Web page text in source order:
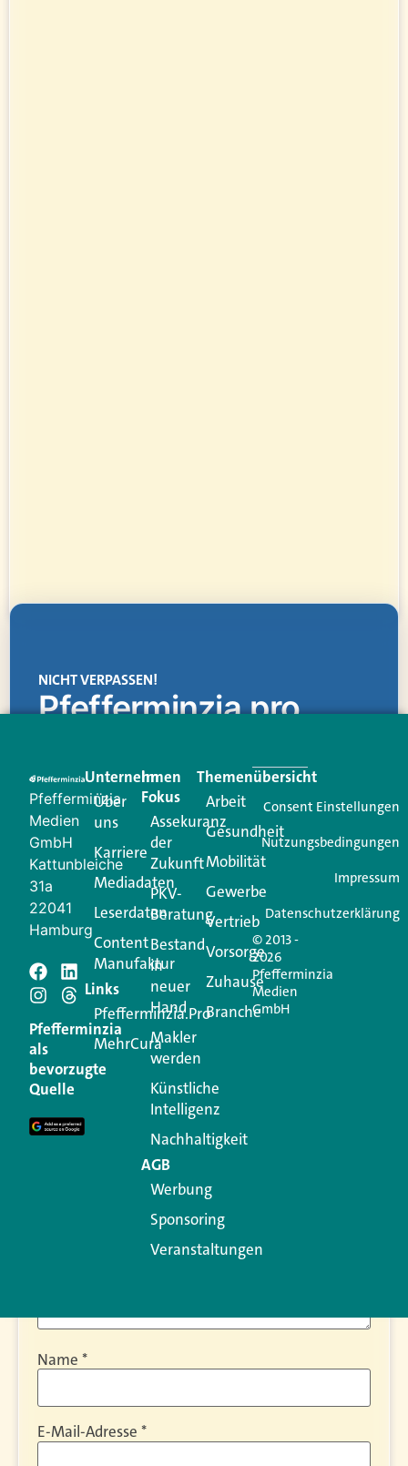
NICHT VERPASSEN!
Pfefferminzia.pro
Creator für Ihre Kundenkommunikation. Alles, was
Ihren Vertriebsalltag leichter macht. Mit nur einem
Login.
Jetzt anmelden
Schreiben Sie einen
Kommentar
Ihre E-Mail-Adresse wird nicht veröffentlicht.
Erforderliche Felder sind mit
Kommentar
Name *
E-Mail-Adresse *
Pfefferminzia
Medien
GmbH
Kattunbleiche
31a
22041
Hamburg
Pfefferminzia
als
bevorzugte
Quelle
Unternehmen
Über
uns
Karriere
Mediadaten
Leserdaten
Content
Manufaktur
Links
Pfefferminzia.Pro
MehrCura
Im
Fokus
Assekuranz
der
Zukunft
PKV-
Beratung
Bestand
in
neuer
Hand
Makler
werden
Künstliche
Intelligenz
Nachhaltigkeit
AGB
Werbung
Sponsoring
Veranstaltungen
Themenübersicht
Arbeit
Gesundheit
Mobilität
Gewerbe
Vertrieb
Vorsorge
Zuhause
Branche
© 2013 -
2026
Pfefferminzia
Medien
GmbH
Consent Einstellungen
Nutzungsbedingungen
Impressum
Datenschutzerklärung